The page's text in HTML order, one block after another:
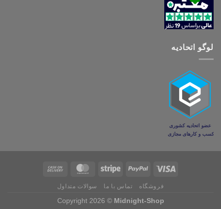
لوگو اتحادیه
فروشگاه تماس با ما سوالات متداول
Copyright 2026 © Midnight-Shop